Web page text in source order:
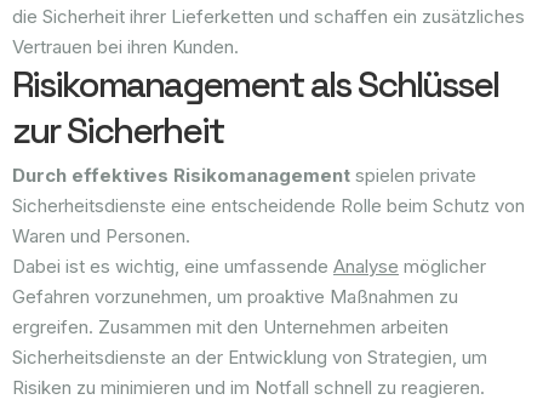
die Sicherheit ihrer Lieferketten und schaffen ein zusätzliches
Vertrauen bei ihren Kunden.
Risikomanagement als Schlüssel
zur Sicherheit
Durch effektives Risikomanagement spielen private
Sicherheitsdienste eine entscheidende Rolle beim Schutz von
Waren und Personen.
Dabei ist es wichtig, eine umfassende Analyse möglicher
Gefahren vorzunehmen, um proaktive Maßnahmen zu
ergreifen. Zusammen mit den Unternehmen arbeiten
Sicherheitsdienste an der Entwicklung von Strategien, um
Risiken zu minimieren und im Notfall schnell zu reagieren.